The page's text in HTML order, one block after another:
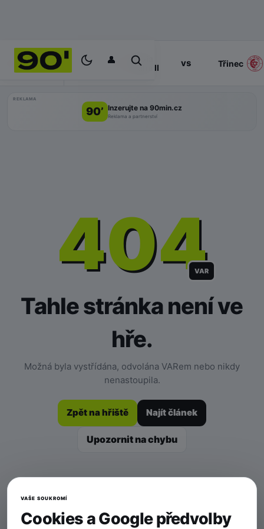
👤
PROGRAM 17:00
Slavia
Praha II
vs Třinec
REKLAMA
90’ Inzerujte na 90min.cz
Reklama a partnerství
404
VAR
Tahle stránka není ve
hře.
Možná byla vystřídána, odvolána VARem nebo nikdy
nenastoupila.
Zpět na hřiště Najít článek
Upozornit na chybu
VAŠE SOUKROMÍ
Cookies a Google předvolby